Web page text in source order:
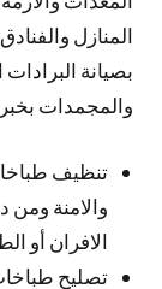
المنازل
بصيانة البرادات
والمجمدات
تنظيف
والامنة
الافران أو
تصليح